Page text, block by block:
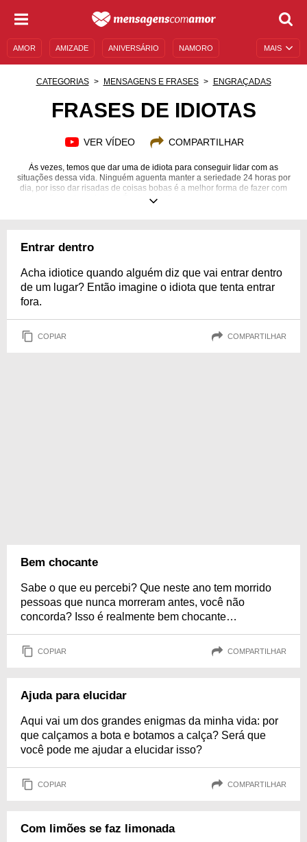
MAIS
AMOR AMIZADE ANIVERSÁRIO NAMORO
CATEGORIAS MENSAGENS E FRASES ENGRAÇADAS
FRASES DE IDIOTAS
VER VÍDEO COMPARTILHAR
Às vezes, temos que dar uma de idiota para conseguir lidar com as
situações dessa vida. Ninguém aguenta manter a seriedade 24 horas por
dia, por isso dar risadas de coisas bobas é a melhor forma de fazer com
que a rotina seja mais leve. É nessas coisas que observamos o quanto a
afinal de contas o que importa é ser feliz. Espie nossas curtas, mas
Entrar dentro
Acha idiotice quando alguém diz que vai entrar dentro
de um lugar? Então imagine o idiota que tenta entrar
fora.
COPIAR COMPARTILHAR
Bem chocante
Sabe o que eu percebi? Que neste ano tem morrido
pessoas que nunca morreram antes, você não
concorda? Isso é realmente bem chocante…
COPIAR COMPARTILHAR
Ajuda para elucidar
Aqui vai um dos grandes enigmas da minha vida: por
que calçamos a bota e botamos a calça? Será que
você pode me ajudar a elucidar isso?
COPIAR COMPARTILHAR
Com limões se faz limonada